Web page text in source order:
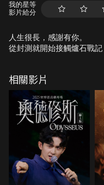
我的星等
影片給分
人生很長，感謝有你。
從封測就開始接觸爐石戰
醒。
從陰暗幽霾的蛇界森林甦
豫，恭請蛇界至尊雙飛寶
OSkomodo 還不一起加入
相關影片